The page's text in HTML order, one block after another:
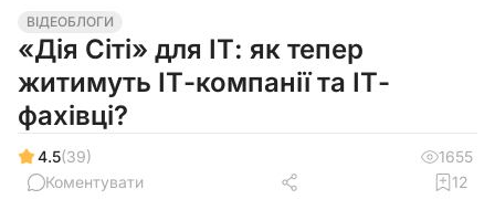
ВІДЕОБЛОГИ
«Дія Сіті» для ІТ: як тепер
житимуть ІТ-компанії та ІТ-
фахівці?
4.5(39)
1655
Коментувати
12